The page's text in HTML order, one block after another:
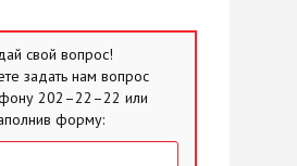
свой вопрос!
задать нам вопрос
202–22–22 или
форму: